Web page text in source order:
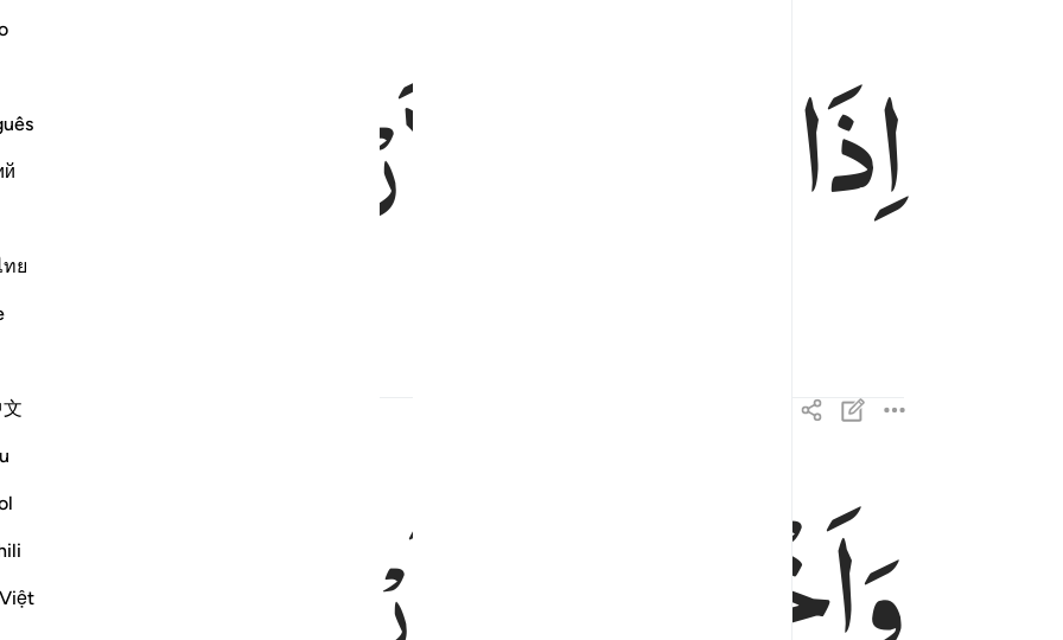
ย
إِذَا زُلْزِلَتِ ٱلْأَرْضُ زِلْزَالَهَا ١
اِذَا الْاَرْضُ হবে,
وَأَخْرَجَتِ ٱلْأَرْضُ أَثْقَالَهَا ٢